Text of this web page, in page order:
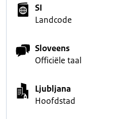
SI
Landcode
Sloveens
Officiële taal
Ljubljana
Hoofdstad